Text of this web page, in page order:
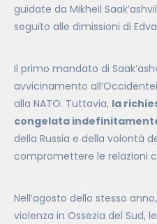
guidate da Mikheil
seguito alle dimissioni di
Il primo mandato di
avvicinamento
alla NATO. Tuttavia, la
congelata
della Russia e della volontà
compromettere le relazioni
Nell’agosto dello stesso anno,
violenza in Ossezia del Sud,